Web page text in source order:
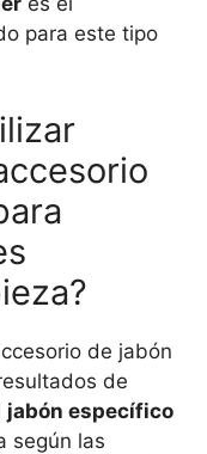
para este tipo
de jabón
de
jabón específico
según las